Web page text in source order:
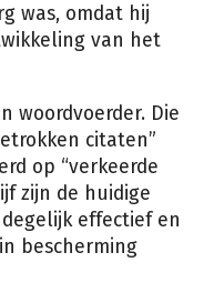
was, omdat hij
van het
woordvoerder. Die
citaten”
op “verkeerde
zijn de huidige
effectief en
bescherming